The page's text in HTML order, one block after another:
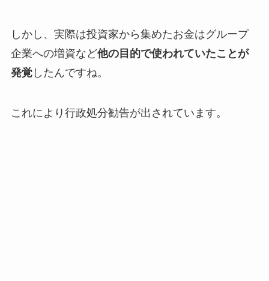
しかし、実際は投資家から集めたお金はグループ
企業への増資など他の目的で使われていたことが
発覚したんですね。
これにより行政処分勧告が出されています。